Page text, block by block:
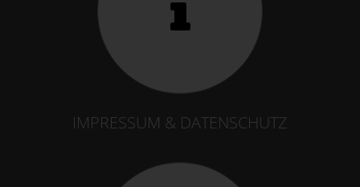
IMPRESSUM & DATENSCHUTZ